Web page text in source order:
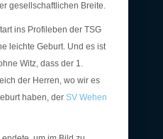
gesellschaftlichen Breite.
ins Profileben der TSG
leichte Geburt. Und es ist
Witz, dass der 1.
der Herren, wo wir es
haben, der SV Wehen